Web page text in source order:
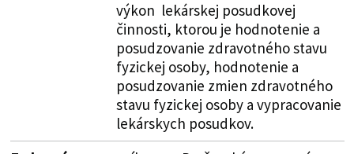
výkon lekárskej posudkovej
činnosti, ktorou je hodnotenie a
posudzovanie zdravotného stavu
fyzickej osoby, hodnotenie a
posudzovanie zmien zdravotného
stavu fyzickej osoby a vypracovanie
lekárskych posudkov.